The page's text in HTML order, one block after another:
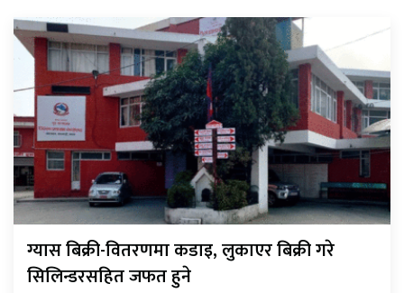
ग्यास बिक्री-वितरणमा कडाइ, लुकाएर बिक्री गरे
सिलिन्डरसहित जफत हुने